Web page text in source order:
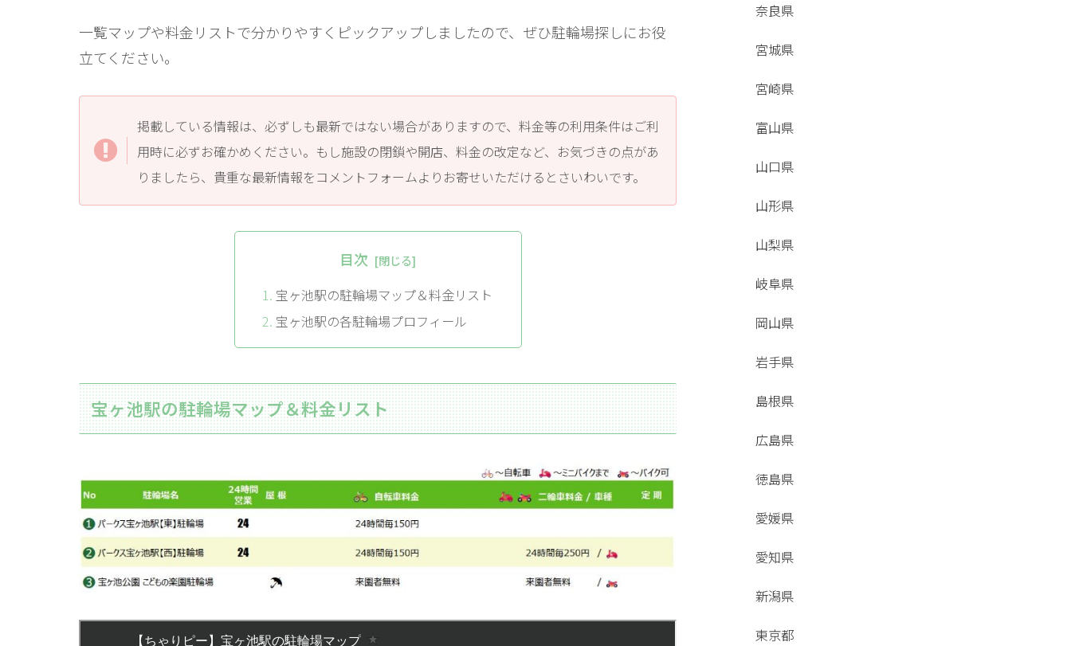
一覧マップや料金リストで分かりやすくピックアップしましたので、ぜひ駐輪場探しにお役
立てください。
掲載している情報は、必ずしも最新ではない場合がありますので、料金等の利用条件はご利
用時に必ずお確かめください。もし施設の閉鎖や開店、料金の改定など、お気づきの点があ
りましたら、貴重な最新情報をコメントフォームよりお寄せいただけるとさいわいです。
目次
宝ヶ池駅の駐輪場マップ＆料金リスト
宝ヶ池駅の各駐輪場プロフィール
宝ヶ池駅の駐輪場マップ＆料金リスト
奈良県
宮城県
宮崎県
富山県
山口県
山形県
山梨県
岐阜県
岡山県
岩手県
島根県
広島県
徳島県
愛媛県
愛知県
新潟県
東京都